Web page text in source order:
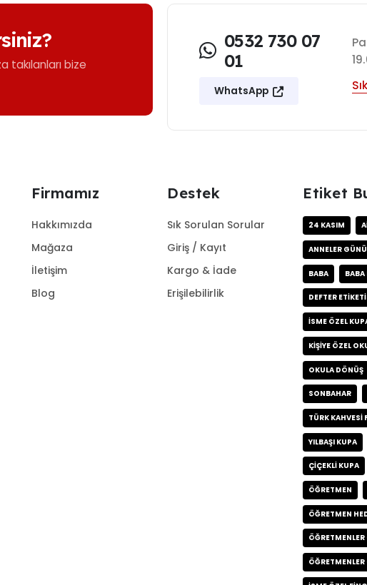
takılanları bize
0532 730 07
01
WhatsApp
Firmamız
Hakkımızda
Mağaza
İletişim
Blog
Destek
Sık Sorulan Sorular
Giriş / Kayıt
Kargo & İade
Erişilebilirlik
Etiket
24 KASIM
ANNELER GÜNÜ
BABA BABA
DEFTER ETIKETI
ISME ÖZEL
KIŞIYE ÖZEL
OKULA DÖNÜŞ
SONBAHAR
TÜRK KAHVESI
YILBAŞI KUPA
ÇIÇEKLI KUPA
ÖĞRETMEN
ÖĞRETMEN